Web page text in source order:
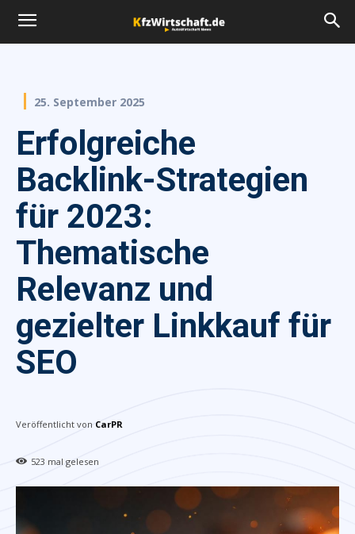
25. September 2025
Erfolgreiche
Backlink-Strategien
für 2023:
Thematische
Relevanz und
gezielter Linkkauf für
SEO
Veröffentlicht von CarPR
523 mal gelesen